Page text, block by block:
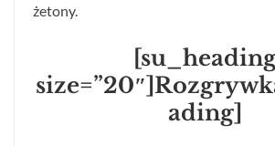
żetony.
ading]